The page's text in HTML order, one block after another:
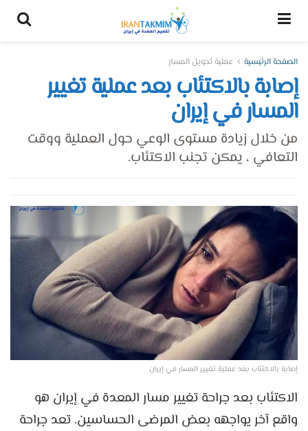
الصفحة الرئيسية عملية تحويل المسار
إصابة بالاكتئاب بعد عملية تغيير
المسار في إيران
من خلال زيادة مستوى الوعي حول العملية ووقت
التعافي ، يمكن تجنب الاكتئاب.
إصابة بالاكتئاب بعد عملية تغيير المسار في إيران
الاكتئاب بعد جراحة تغيير مسار المعدة في إيران هو
واقع آخر يواجهه بعض المرضى الحساسين. تعد جراحة